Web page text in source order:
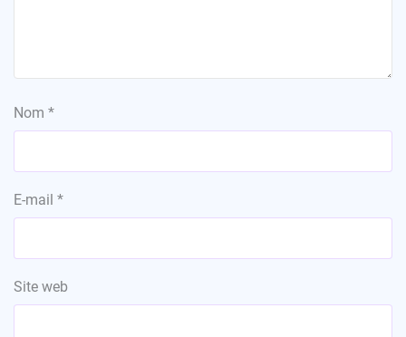
Nom *
E-mail *
Site web